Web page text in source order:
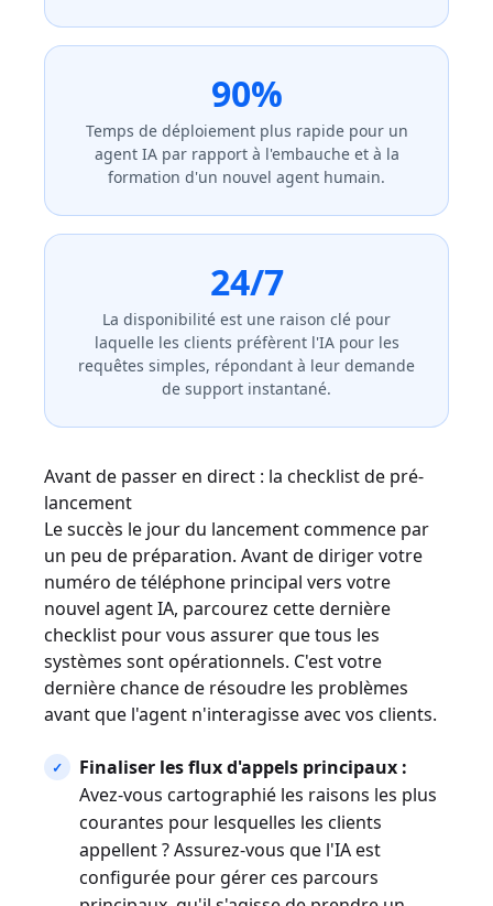
90%
Temps de déploiement plus rapide pour un
agent IA par rapport à l'embauche et à la
formation d'un nouvel agent humain.
24/7
La disponibilité est une raison clé pour
laquelle les clients préfèrent l'IA pour les
requêtes simples, répondant à leur demande
de support instantané.
Avant de passer en direct : la checklist de pré-
lancement
Le succès le jour du lancement commence par
un peu de préparation. Avant de diriger votre
numéro de téléphone principal vers votre
nouvel agent IA, parcourez cette dernière
checklist pour vous assurer que tous les
systèmes sont opérationnels. C'est votre
dernière chance de résoudre les problèmes
avant que l'agent n'interagisse avec vos clients.
Finaliser les flux d'appels principaux :
Avez-vous cartographié les raisons les plus
courantes pour lesquelles les clients
appellent ? Assurez-vous que l'IA est
configurée pour gérer ces parcours